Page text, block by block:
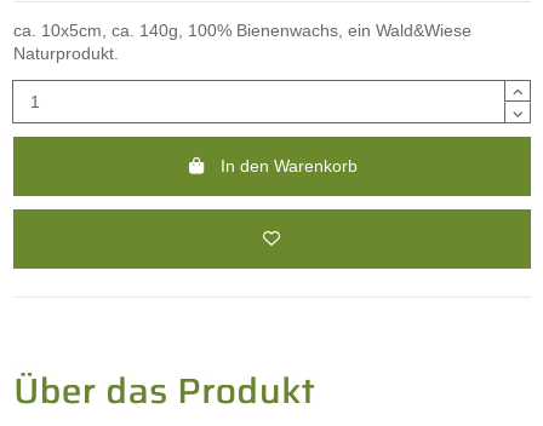
ca. 10x5cm, ca. 140g, 100% Bienenwachs, ein Wald&Wiese
Naturprodukt.
In den Warenkorb